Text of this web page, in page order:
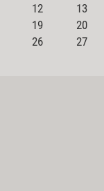
12
13
19
20
26
27